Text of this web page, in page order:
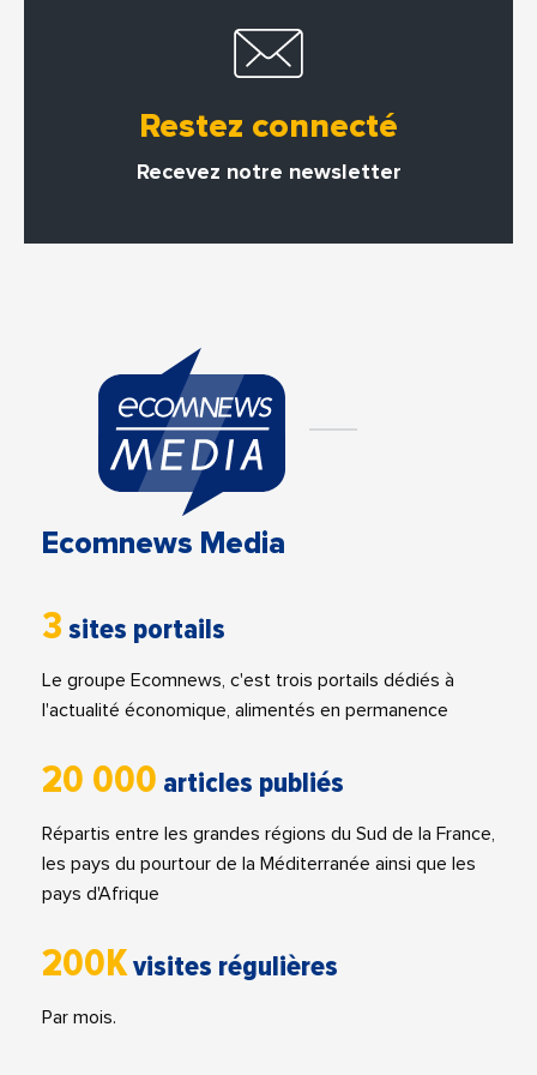
Restez connecté
Recevez notre newsletter
Ecomnews Media
3 sites portails
Le groupe Ecomnews, c'est trois portails dédiés à
l'actualité économique, alimentés en permanence
20 000 articles publiés
Répartis entre les grandes régions du Sud de la France,
les pays du pourtour de la Méditerranée ainsi que les
pays d'Afrique
200Kvisites régulières
Par mois.